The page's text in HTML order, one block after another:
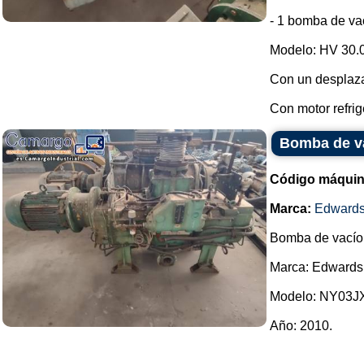
- 1 bomba de
Modelo: HV
Con un
Con motor
Bomba de
Código
Marca:
Bomba de
Marca:
Modelo:
Año: 2010.